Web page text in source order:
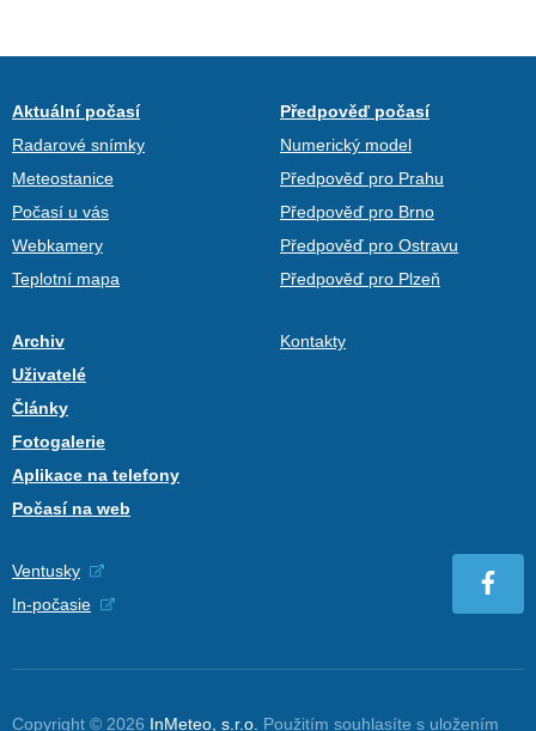
Aktuální počasí
Radarové snímky
Meteostanice
Počasí u vás
Webkamery
Teplotní mapa
Předpověď počasí
Numerický model
Předpověď pro Prahu
Předpověď pro Brno
Předpověď pro Ostravu
Předpověď pro Plzeň
Archiv
Uživatelé
Články
Fotogalerie
Aplikace na telefony
Počasí na web
Kontakty
Ventusky
In-počasie
Copyright © 2026 InMeteo, s.r.o. Použitím souhlasíte s uložením